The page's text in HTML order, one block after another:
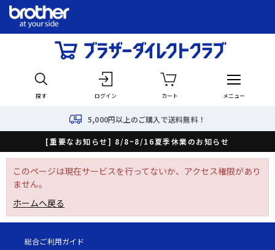
探す ログイン カート メニュー
5,000円以上のご購入で送料無料！
[重要なお知らせ] 8/8~8/16夏季休業のお知らせ
このページは現在サービスを行ってないか、アクセス権限があり
ません。
ホームへ戻る
総合ご利用ガイド